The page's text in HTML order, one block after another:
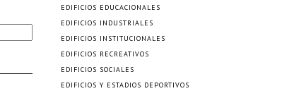
EDIFICIOS EDUCACIONALES
EDIFICIOS INDUSTRIALES
EDIFICIOS INSTITUCIONALES
EDIFICIOS RECREATIVOS
EDIFICIOS SOCIALES
EDIFICIOS Y ESTADIOS DEPORTIVOS